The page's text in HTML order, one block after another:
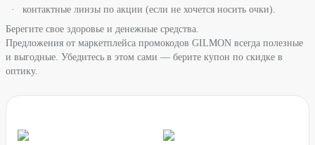
контактные линзы по акции (если не хочется носить очки).
Берегите свое здоровье и денежные средства.
Предложения от маркетплейса промокодов GILMON всегда полезные
и выгодные. Убедитесь в этом сами — берите купон по скидке в
оптику.